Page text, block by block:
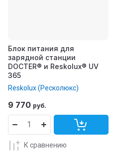
Блок питания для
зарядной станции
DOCTER® и Reskolux® UV
365
Reskolux (Ресколюкс)
9 770 руб.
К сравнению